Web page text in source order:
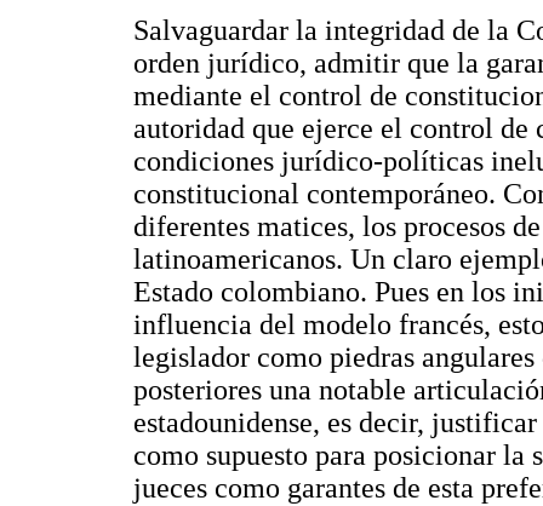
Salvaguardar la integridad de la
orden jurídico, admitir que la
mediante el control de
autoridad que ejerce el control
condiciones jurídico-políticas
constitucional contemporáneo.
diferentes matices, los procesos
latinoamericanos. Un claro
Estado colombiano. Pues en los
influencia del modelo francés,
legislador como piedras
posteriores una notable
estadounidense, es decir,
como supuesto para posicionar
jueces como garantes de esta